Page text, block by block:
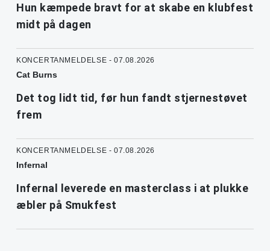
Hun kæmpede bravt for at skabe en klubfest
midt på dagen
KONCERTANMELDELSE - 07.08.2026
Cat Burns
Det tog lidt tid, før hun fandt stjernestøvet
frem
KONCERTANMELDELSE - 07.08.2026
Infernal
Infernal leverede en masterclass i at plukke
æbler på Smukfest